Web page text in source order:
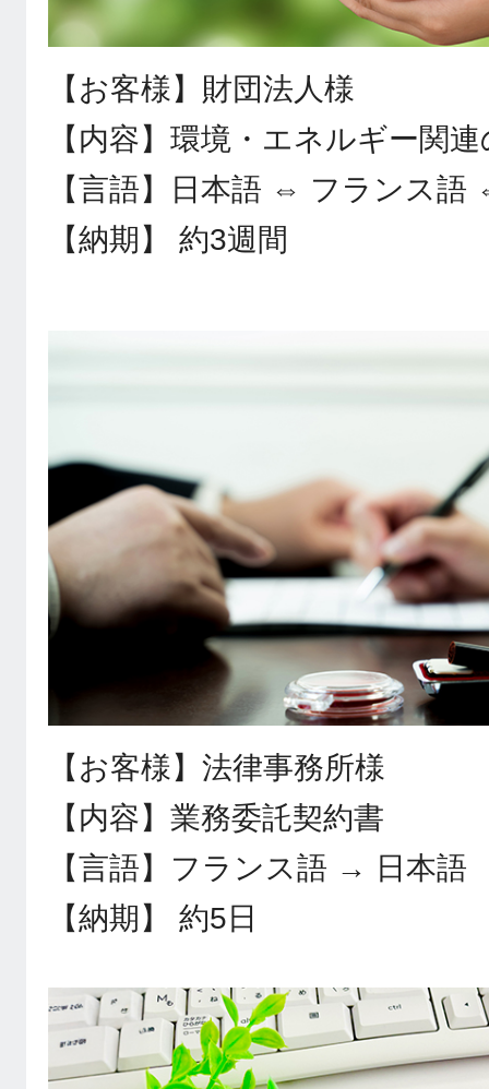
【お客様】財団法人様
【内容】環境・エネルギー関
【言語】日本語 ⇔ フランス語
【納期】 約3週間
【お客様】法律事務所様
【内容】業務委託契約書
【言語】フランス語 → 日本語
【納期】 約5日